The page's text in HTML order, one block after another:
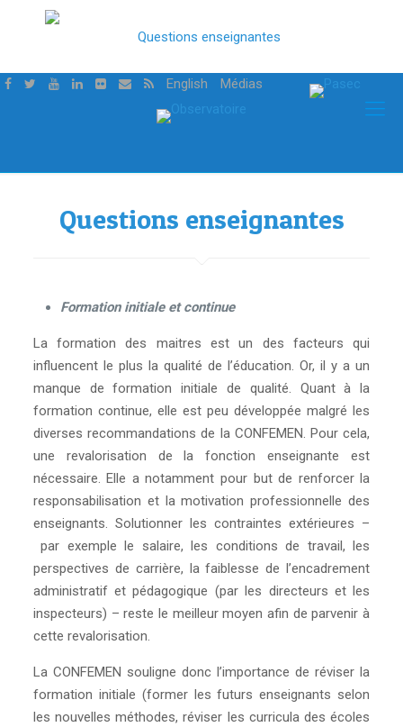
English Médias
Questions enseignantes
Formation initiale et continue
La formation des maitres est un des facteurs qui
influencent le plus la qualité de l’éducation. Or, il y a un
manque de formation initiale de qualité. Quant à la
formation continue, elle est peu développée malgré les
diverses recommandations de la CONFEMEN. Pour cela,
une revalorisation de la fonction enseignante est
nécessaire. Elle a notamment pour but de renforcer la
responsabilisation et la motivation professionnelle des
enseignants. Solutionner les contraintes extérieures –
par exemple le salaire, les conditions de travail, les
perspectives de carrière, la faiblesse de l’encadrement
administratif et pédagogique (par les directeurs et les
inspecteurs) – reste le meilleur moyen afin de parvenir à
cette revalorisation.
La CONFEMEN souligne donc l’importance de réviser la
formation initiale (former les futurs enseignants selon
les nouvelles méthodes, réviser les curricula des écoles